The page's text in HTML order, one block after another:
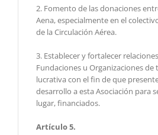
2. Fomento de las donaciones
Aena, especialmente en el
de la Circulación Aérea.
3. Establecer y fortalecer
Fundaciones u Organizaciones
lucrativa con el fin de que
desarrollo a esta Asociación para
lugar, financiados.
Artículo 5.